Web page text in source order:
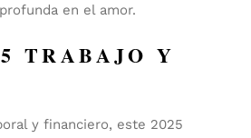
en el amor.
TRABAJO Y
y financiero, este 2025